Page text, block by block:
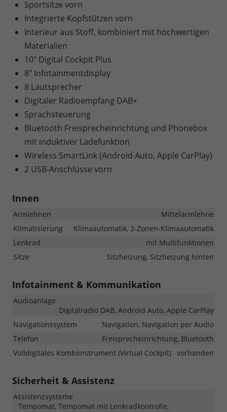
Sportsitze vorn
Integrierte Kopfstützen vorn
Interieur aus Stoff, kombiniert mit hochwertigen
Materialien
10" Digital Cockpit Plus
8" Infotainmentdisplay
8 Lautsprecher
Digitaler Radioempfang DAB+
Sprachsteuerung
Bluetooth Freisprecheinrichtung und Phonebox
mit induktiver Ladefunktion
Wireless SmartLink (Android Auto, Apple CarPlay)
2 USB-Anschlüsse vorn
Innen
Armlehnen
Mittelarmlehne
Klimatisierung
Klimaautomatik, 2-Zonen-Klimaautomatik
Lenkrad
mit Multifunktionen
Sitze
Sitzheizung, Sitzheizung hinten
Infotainment & Kommunikation
Audioanlage
Digitalradio DAB, Android Auto, Apple CarPlay
Navigationssystem
Navigation, Navigation per Audio
Telefon
Freisprecheinrichtung, Bluetooth
Volldigitales Kombiinstrument (Virtual Cockpit) vorhanden
Sicherheit & Assistenz
Assistenzsysteme
Tempomat, Tempomat mit Lenkradkontrolle,